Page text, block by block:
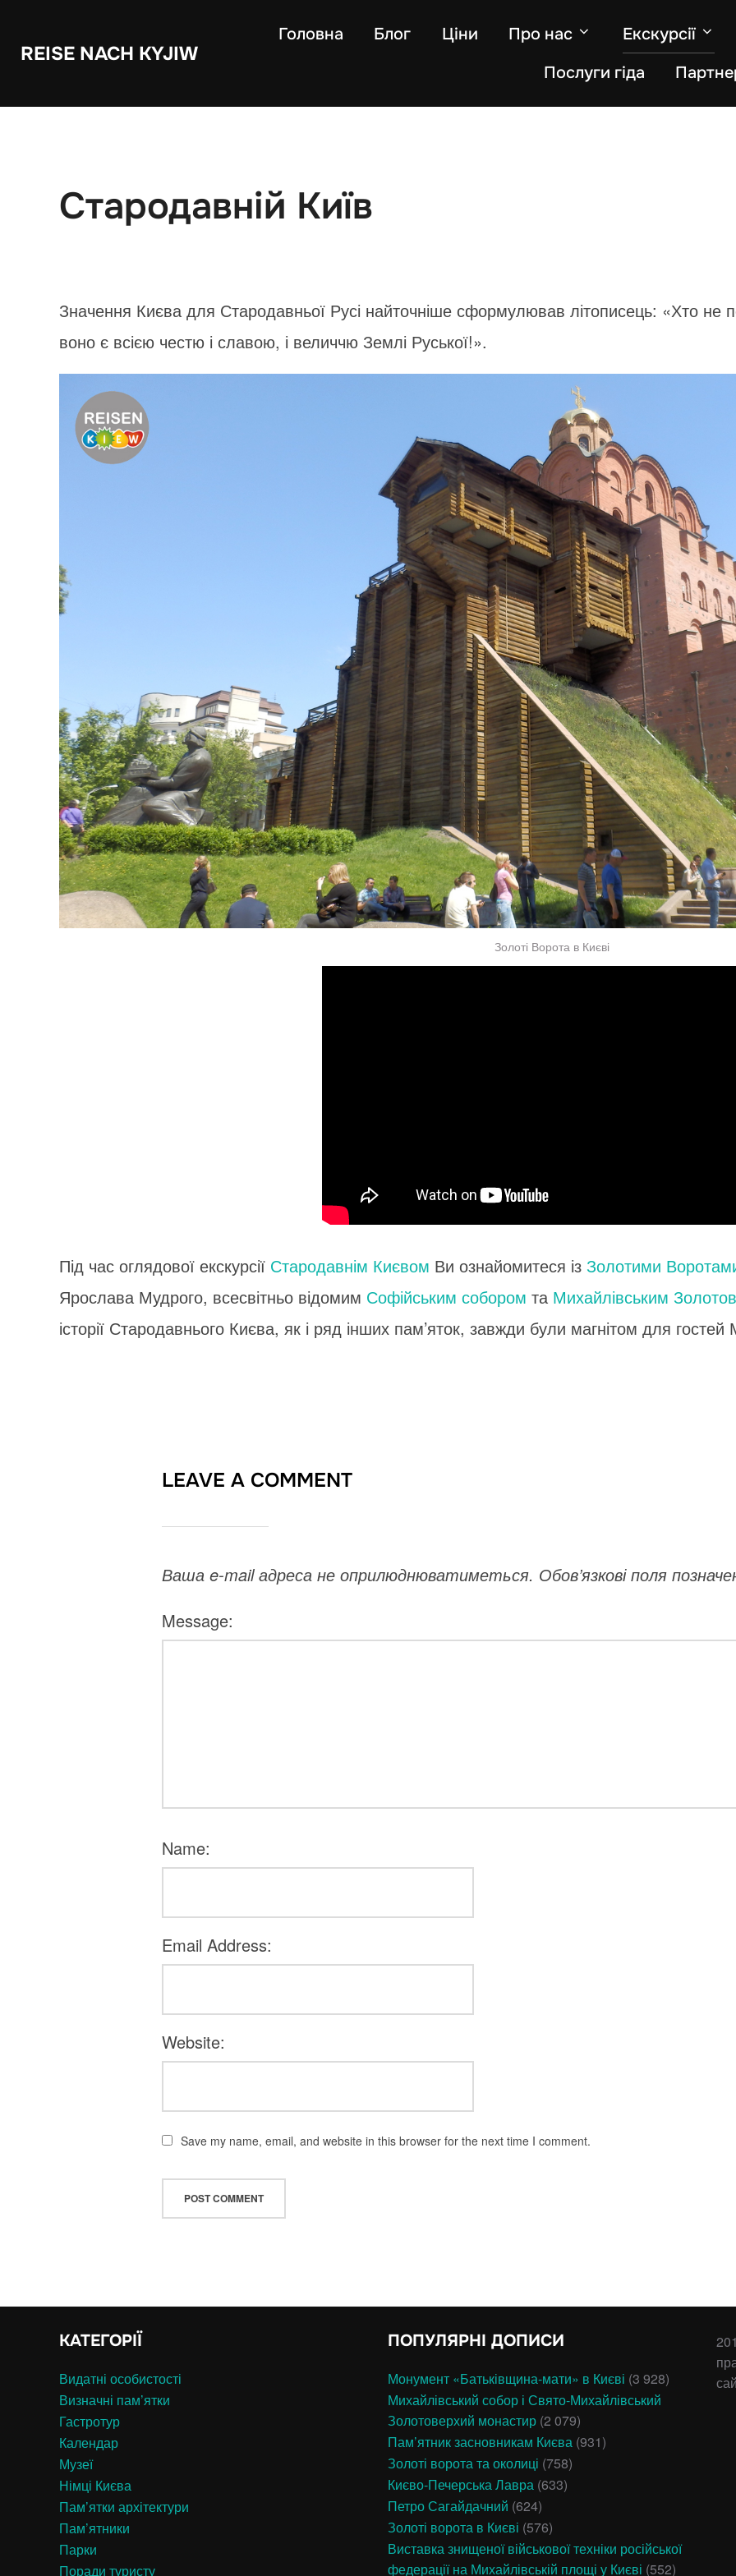
REISE NACH KYJIW
Головна Блог Ціни Про нас
Екскурсії
Послуги гіда
Стародавній Київ
Значення Києва для Стародавньої Русі найточніше сформулював літописець: «Хто не
воно є всією честю і славою, і величчю Землі Руської!».
Золоті Ворота в Києві
Під час оглядової екскурсії Стародавнім Києвом Ви ознайомитеся із Золотими
Ярослава Мудрого, всесвітньо відомим Софійським собором та Михайлівським
історії Стародавнього Києва, як і ряд інших пам’яток, завжди були магнітом для гостей
LEAVE A COMMENT
Ваша e-mail адреса не оприлюднюватиметься. Обов’язкові поля
Message:
Name:
Email Address:
Website:
Save my name, email, and website in this browser for the next time I comment.
КАТЕГОРІЇ
Видатні особистості
Визначні пам’ятки
Гастротур
Календар
Музеї
Німці Києва
Пам’ятки архітектури
Пам’ятники
Парки
Поради туристу
ПОПУЛЯРНІ ДОПИСИ
Монумент «Батьківщина-мати» в Києві (3 928)
Михайлівський собор і Свято-Михайлівський
Золотоверхий монастир (2 079)
Пам’ятник засновникам Києва (931)
Золоті ворота та околиці (758)
Києво-Печерська Лавра (633)
Петро Сагайдачний (624)
Золоті ворота в Києві (576)
Виставка знищеної військової техніки російської
федерації на Михайлівській площі у Києві (552)